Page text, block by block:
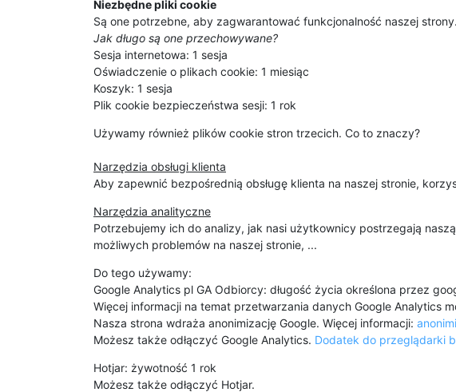
Niezbędne pliki cookie
Są one potrzebne, aby zagwarantować funkcjonalność naszej strony.
Jak długo są one przechowywane?
Sesja internetowa: 1 sesja
Oświadczenie o plikach cookie: 1 miesiąc
Koszyk: 1 sesja
Plik cookie bezpieczeństwa sesji: 1 rok
Używamy również plików cookie stron trzecich. Co to znaczy?
Narzędzia obsługi klienta
Aby zapewnić bezpośrednią obsługę klienta na naszej stronie,
Narzędzia analityczne
Potrzebujemy ich do analizy, jak nasi użytkownicy postrzegają
możliwych problemów na naszej stronie, ...
Do tego używamy:
Google Analytics pl GA Odbiorcy: długość życia określona przez
Więcej informacji na temat przetwarzania danych Google Analytics
Nasza strona wdraża anonimizację Google. Więcej informacji:
Możesz także odłączyć Google Analytics. Dodatek do przeglądarki
Hotjar: żywotność 1 rok
Możesz także odłączyć Hotjar.